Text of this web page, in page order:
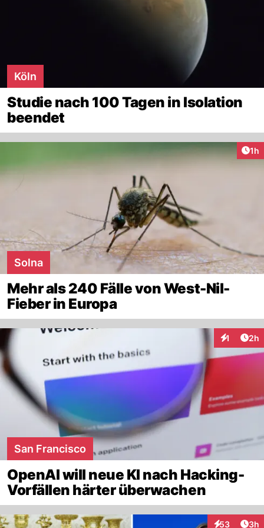
Köln
Studie nach 100 Tagen in Isolation
beendet
1h
Solna
Mehr als 240 Fälle von West-Nil-
Fieber in Europa
1 2h
San Francisco
OpenAI will neue KI nach Hacking-
Vorfällen härter überwachen
53 3h